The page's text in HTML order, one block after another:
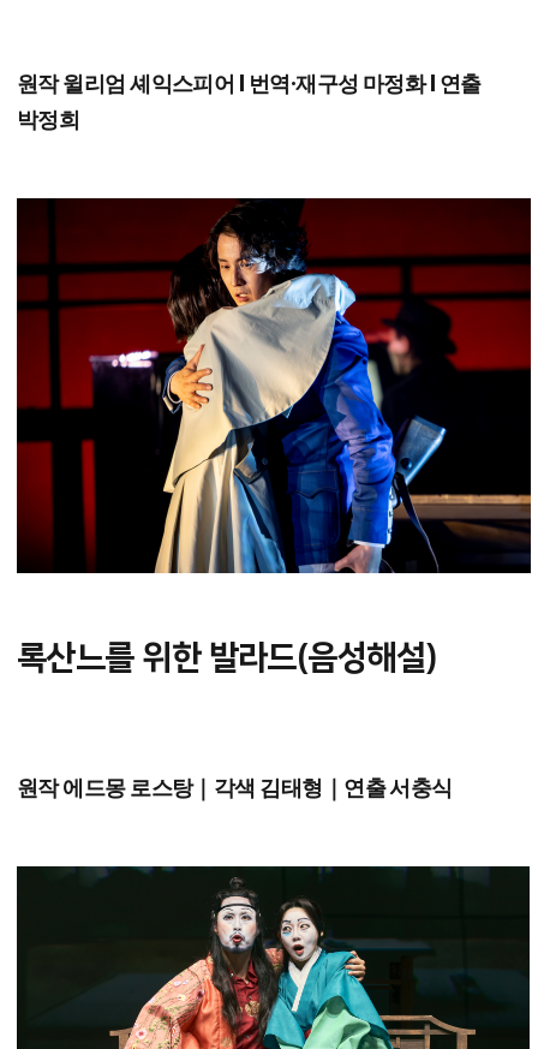
원작 윌리엄 셰익스피어 l 번역·재구성 마정화 l 연출
박정희
록산느를 위한 발라드(음성해설)
원작 에드몽 로스탕｜각색 김태형｜연출 서충식